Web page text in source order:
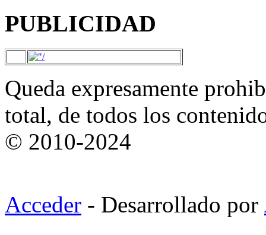
PUBLICIDAD
Queda expresamente
total, de todos los
© 2010-2024
Acceder - Desarrollado por